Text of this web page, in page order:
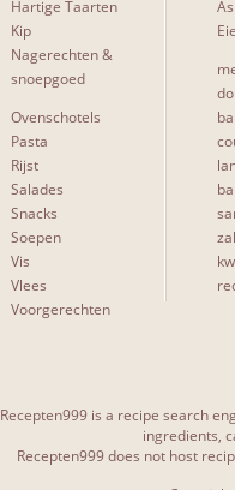
Hartige Taarten
Kip
Nagerechten &
snoepgoed
Ovenschotels
Pasta
Rijst
Salades
Snacks
Soepen
Vis
Vlees
Voorgerechten
Recepten999 is a recipe search
ingredients,
Recepten999 does not host